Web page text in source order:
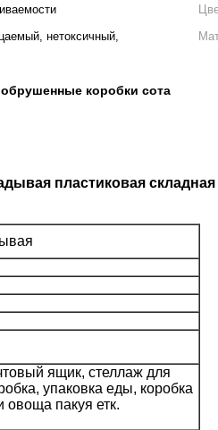
нетоксичный,
обрушенные коробки сота
пластиковая складная
ящик, стеллаж для
упаковка еды, коробка
овоща пакуя етк.